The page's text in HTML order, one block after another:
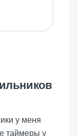
у меня
таймеры у